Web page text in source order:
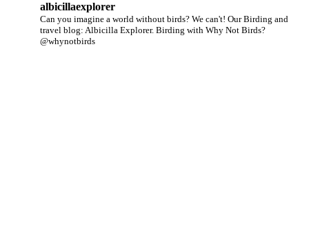
albicillaexplorer
Can you imagine a world without birds? We can't! Our Birding and
travel blog: Albicilla Explorer. Birding with Why Not Birds?
@whynotbirds